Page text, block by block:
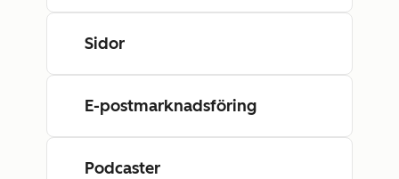
Sidor
E-postmarknadsföring
Podcaster